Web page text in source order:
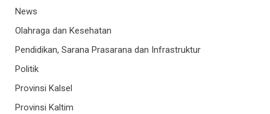
News
Olahraga dan Kesehatan
Pendidikan, Sarana Prasarana dan Infrastruktur
Politik
Provinsi Kalsel
Provinsi Kaltim